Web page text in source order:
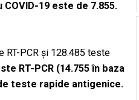
19 este de 7.855.
RT-PCR și 128.485 teste
RT-PCR (14.755 în baza
teste rapide antigenice.